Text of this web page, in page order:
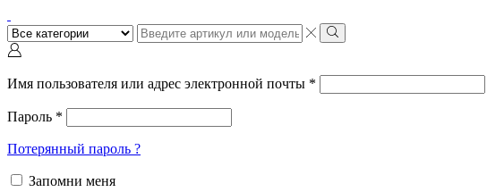
Поиск
ввода
Поиск
Имя пользователя или адрес электронной почты *
Пароль *
Потерянный пароль ?
Запомни меня